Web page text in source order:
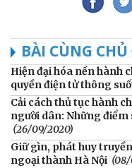
BÀI CÙNG
Hiện đại hóa nền hành
quyền điện tử thông
Cải cách thủ tục hành
người dân: Những
(26/09/2020)
Giữ gìn, phát huy
ngoại thành Hà Nội